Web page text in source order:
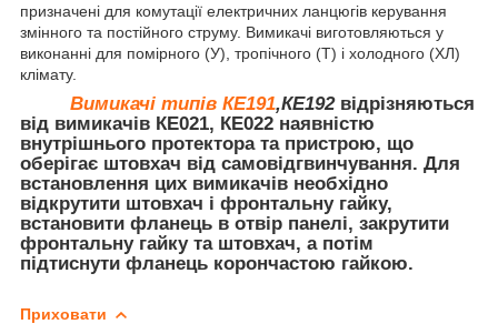
призначені для комутації електричних ланцюгів керування
змінного та постійного струму. Вимикачі виготовляються у
виконанні для помірного (У), тропічного (Т) і холодного (ХЛ)
клімату.
Вимикачі типів КЕ191,КЕ192відрізняються
від вимикачів КЕ021, КЕ022 наявністю
внутрішнього протектора та пристрою, що
оберігає штовхач від самовідгвинчування. Для
встановлення цих вимикачів необхідно
відкрутити штовхач і фронтальну гайку,
встановити фланець в отвір панелі, закрутити
фронтальну гайку та штовхач, а потім
підтиснути фланець корончастою гайкою.
Приховати